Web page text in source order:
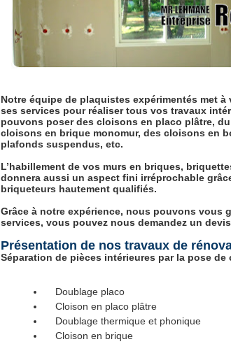
Notre équipe de plaquistes expérimentés met
ses services pour réaliser tous vos travaux
pouvons poser des cloisons en placo plâtre,
cloisons en brique monomur, des cloisons en
plafonds suspendus, etc.
L’habillement de vos murs en briques,
donnera aussi un aspect fini irréprochable
briqueteurs hautement qualifiés.
Grâce à notre expérience, nous pouvons vous
services, vous pouvez nous demandez un
Présentation de nos travaux de
Séparation de pièces intérieures par la pose
Doublage placo
Cloison en placo plâtre
Doublage thermique et phonique
Cloison en brique